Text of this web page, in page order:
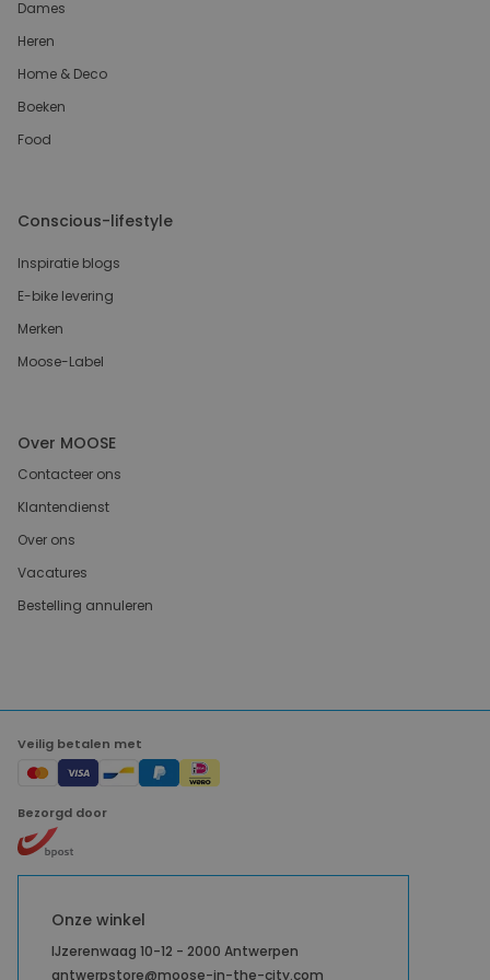
Dames
Heren
Home & Deco
Boeken
Food
Conscious-lifestyle
Inspiratie blogs
E-bike levering
Merken
Moose-Label
Over MOOSE
Contacteer ons
Klantendienst
Over ons
Vacatures
Bestelling annuleren
Veilig betalen met
Bezorgd door
Onze winkel
IJzerenwaag 10-12 - 2000 Antwerpen
antwerpstore@moose-in-the-city.com